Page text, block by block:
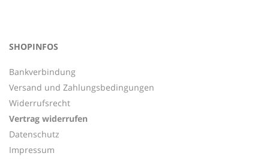
SHOPINFOS
Bankverbindung
Versand und Zahlungsbedingungen
Widerrufsrecht
Vertrag widerrufen
Datenschutz
Impressum